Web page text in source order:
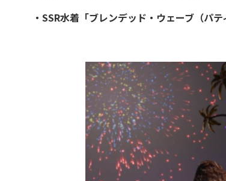
・SSR水着「ブレンデッド・ウェーブ（パテ